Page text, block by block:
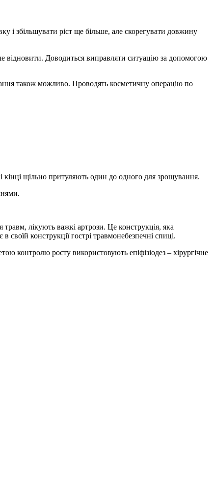
і збільшувати ріст ще більше, але скорегувати довжину
відновити. Доводиться виправляти ситуацію за допомогою
також можливо. Проводять косметичну операцію по
кінці щільно притуляють один до одного для зрощування.
лікують важкі артрози. Це конструкція, яка
конструкції гострі травмонебезпечні спиці.
контролю росту використовують епіфізіодез – хірургічне